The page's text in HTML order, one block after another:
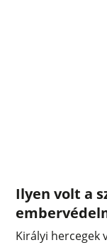
Ilyen volt a
Királyi hercegek